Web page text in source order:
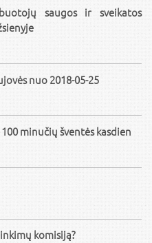
saugos ir sveikatos
nuo 2018-05-25
minučių šventės kasdien
komisiją?